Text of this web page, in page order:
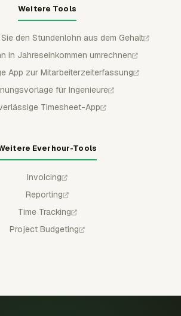
Weitere Tools
den Stundenlohn aus dem Gehalt
in Jahreseinkommen umrechnen
App zur Mitarbeiterzeiterfassung
für Ingenieure
Timesheet-App
Everhour-Tools
Invoicing
Reporting
Time Tracking
Project Budgeting